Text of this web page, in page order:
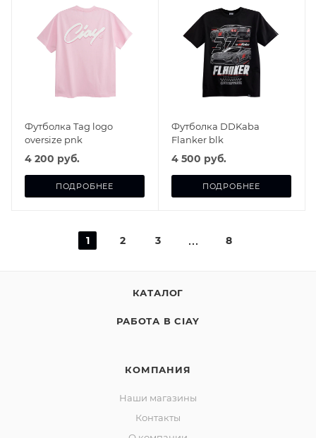
Футболка Tag logo
oversize pnk
4 200 руб.
ПОДРОБНЕЕ
Футболка DDKaba
Flanker blk
4 500 руб.
ПОДРОБНЕЕ
1 2 3 8
КАТАЛОГ
РАБОТА В CIAY
КОМПАНИЯ
Наши магазины
Контакты